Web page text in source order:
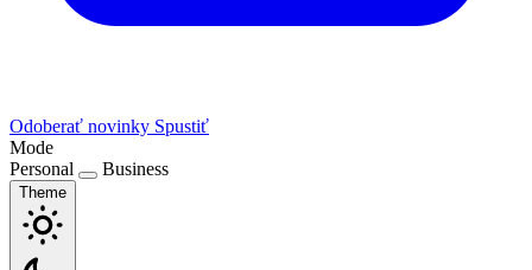
Odoberať novinky Spustiť
Mode
Personal
Business
Theme